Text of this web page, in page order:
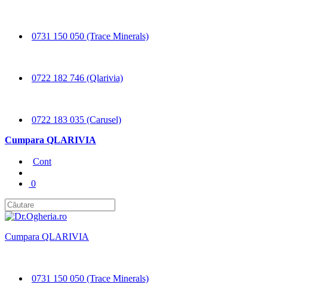
0731 150 050 (Trace Minerals)
0722 182 746 (Qlarivia)
0722 183 035 (Carusel)
Cumpara QLARIVIA
Cont
0
Cumpara QLARIVIA
0731 150 050 (Trace Minerals)